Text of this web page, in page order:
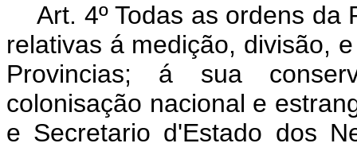
Art. 4º Todas as ordens da
relativas á medição, divisão,
Provincias; á sua
colonisação nacional e
e Secretario d'Estado dos